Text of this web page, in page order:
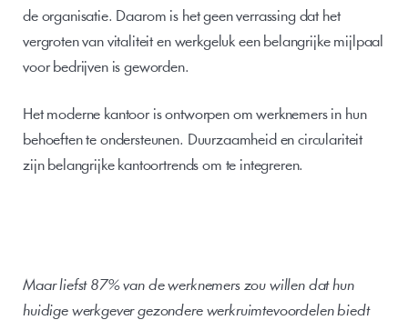
de organisatie. Daarom is het geen verrassing dat het
vergroten van vitaliteit en werkgeluk een belangrijke mijlpaal
voor bedrijven is geworden.
Het moderne kantoor is ontworpen om werknemers in hun
behoeften te ondersteunen. Duurzaamheid en circulariteit
zijn belangrijke kantoortrends om te integreren.
Maar liefst 87% van de werknemers zou willen dat hun
huidige werkgever gezondere werkruimtevoordelen biedt